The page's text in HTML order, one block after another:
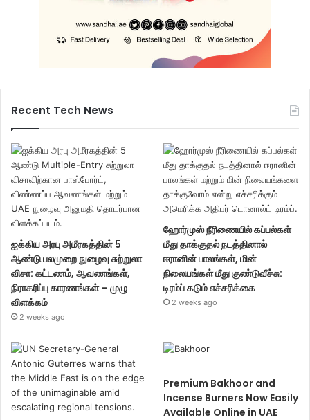
Recent Tech News
ஐக்கிய அரபு அமீரகத்தின் 5
ஆண்டு பலமுறை நுழைவு சுற்றுலா
விசா: கட்டணம், ஆவணங்கள்,
நிராகரிப்பு காரணங்கள் – முழு
விளக்கம்
2 weeks ago
ஹோர்முஸ் நீரிணையில் கப்பல்கள்
மீது தாக்குதல் நடத்தினால்
ஈரானின் பாலங்கள், மின்
நிலையங்கள் மீது குண்டுவீச்சு:
டிரம்ப் கடும் எச்சரிக்கை
2 weeks ago
Premium Bakhoor and
Incense Burners Now Easily
Available Online in UAE